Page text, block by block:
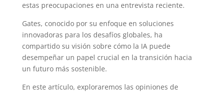
estas preocupaciones en una entrevista reciente.
Gates, conocido por su enfoque en soluciones
innovadoras para los desafíos globales, ha
compartido su visión sobre cómo la IA puede
desempeñar un papel crucial en la transición hacia
un futuro más sostenible.
En este artículo, exploraremos las opiniones de